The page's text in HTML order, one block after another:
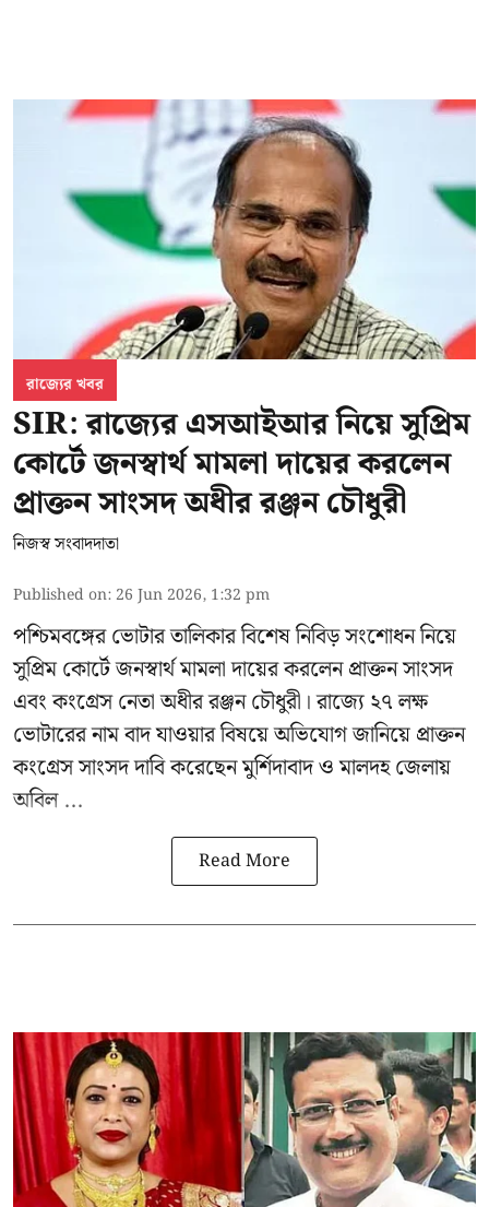
রাজ্যের খবর
SIR: রাজ্যের এসআইআর নিয়ে সুপ্রিম
কোর্টে জনস্বার্থ মামলা দায়ের করলেন
প্রাক্তন সাংসদ অধীর রঞ্জন চৌধুরী
নিজস্ব সংবাদদাতা
Published on: 26 Jun 2026, 1:32 pm
পশ্চিমবঙ্গেরভোটার তালিকার বিশেষ নিবিড় সংশোধননিয়ে
সুপ্রিম কোর্টে জনস্বার্থ মামলা দায়ের করলেন প্রাক্তন সাংসদ
এবংকংগ্রেস নেতা অধীর রঞ্জন চৌধুরী । রাজ্যে ২৭ লক্ষ
ভোটারের নাম বাদ যাওয়ার বিষয়ে অভিযোগ জানিয়ে প্রাক্তন
কংগ্রেস সাংসদ দাবি করেছেন মুর্শিদাবাদ ও মালদহ জেলায়
অবিল ...
Read More